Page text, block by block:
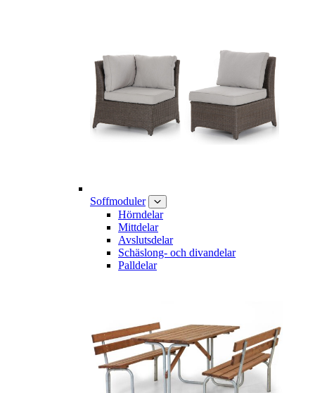
Soffmoduler
Hörndelar
Mittdelar
Avslutsdelar
Schäslong- och divandelar
Palldelar